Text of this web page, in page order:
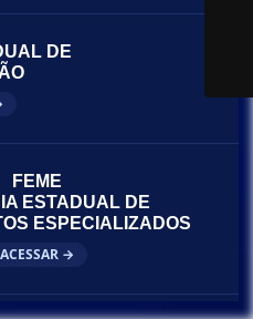
DE
FEME
ESTADUAL DE
ESPECIALIZADOS
ACESSAR →